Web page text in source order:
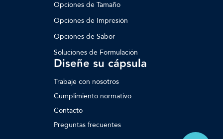
Opciones de Tamaño
Opciones de Impresión
Opciones de Sabor
Soluciones de Formulación
Diseñe su cápsula
Trabaje con nosotros
Cumplimiento normativo
Contacto
Preguntas frecuentes